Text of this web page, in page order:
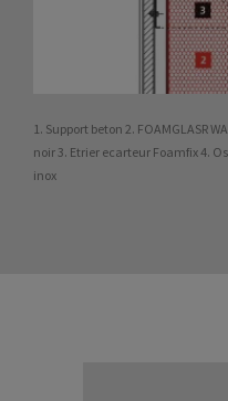
1. Support beton 2. FOAMGLASR
noir 3. Etrier ecarteur Foamfix 4.
inox